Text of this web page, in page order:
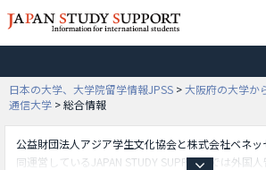
日本の大学、大学院留学情報JPSS >大阪府の大学か
通信大学 >総合情報
公益財団法人アジア学生文化協会と株式会社ベネ
同運営しているJAPAN STUDY SUPPORTでは外国